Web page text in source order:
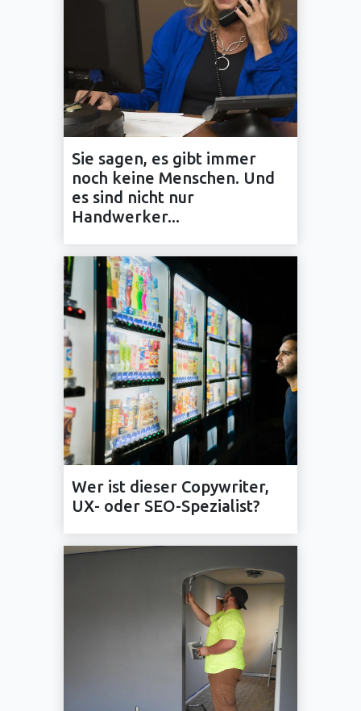
Sie sagen, es gibt immer
noch keine Menschen. Und
es sind nicht nur
Handwerker...
Wer ist dieser Copywriter,
UX- oder SEO-Spezialist?